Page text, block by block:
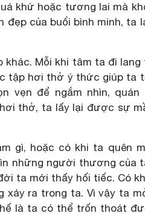
khứ hoặc tương lai mà
của buổi bình minh, ta
Mỗi khi tâm ta đi lang
tập hơi thở ý thức giúp ta
vẹn để ngắm nhìn, quán
thở, ta lấy lại được sự
gì, hoặc có khi ta quên
những người thương của
ta mới thấy hối tiếc. Có
xảy ra trong ta. Vì vậy ta
là ta có thể trốn thoát